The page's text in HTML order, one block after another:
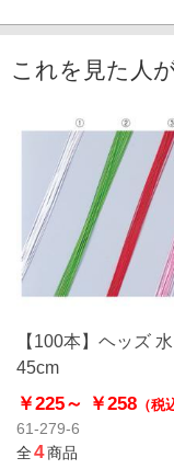
これを見た人
【100本】ヘッズ 水
45cm
￥225～ ￥258 （税
61-279-6
全4商品